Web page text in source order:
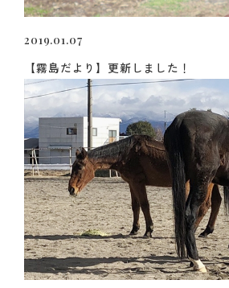
2019.01.07
【霧島だより】更新しました！